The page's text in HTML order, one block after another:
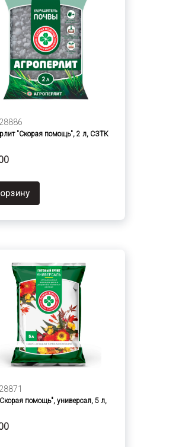
"Скорая помощь", 2 л, СЗТК
помощь", универсал, 5 л,